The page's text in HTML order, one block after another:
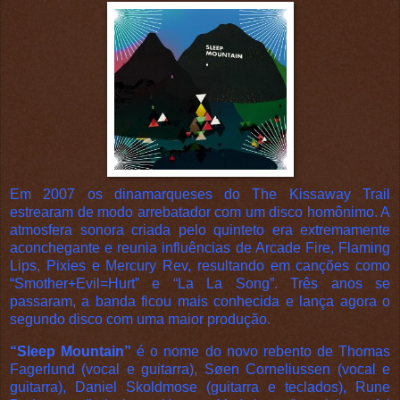
Em 2007 os dinamarqueses do The Kissaway Trail
estrearam de modo arrebatador com um disco homônimo. A
atmosfera sonora criada pelo quinteto era extremamente
aconchegante e reunia influências de Arcade Fire, Flaming
Lips, Pixies e Mercury Rev, resultando em canções como
“Smother+Evil=Hurt” e “La La Song”. Três anos se
passaram, a banda ficou mais conhecida e lança agora o
segundo disco com uma maior produção.
“Sleep Mountain”é o nome do novo rebento de Thomas
Fagerlund (vocal e guitarra), Søen Corneliussen (vocal e
guitarra), Daniel Skoldmose (guitarra e teclados), Rune